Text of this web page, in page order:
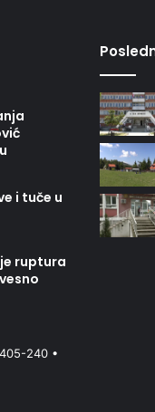
i tuče u
ruptura
240 •